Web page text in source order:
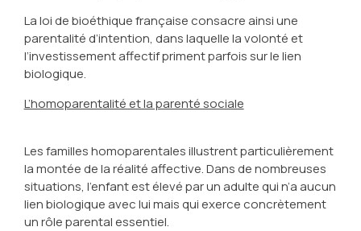
La loi de bioéthique française consacre ainsi une
parentalité d’intention, dans laquelle la volonté et
l’investissement affectif priment parfois sur le lien
biologique.
L’homoparentalité et la parenté sociale
Les familles homoparentales illustrent particulièrement
la montée de la réalité affective. Dans de nombreuses
situations, l’enfant est élevé par un adulte qui n’a aucun
lien biologique avec lui mais qui exerce concrètement
un rôle parental essentiel.